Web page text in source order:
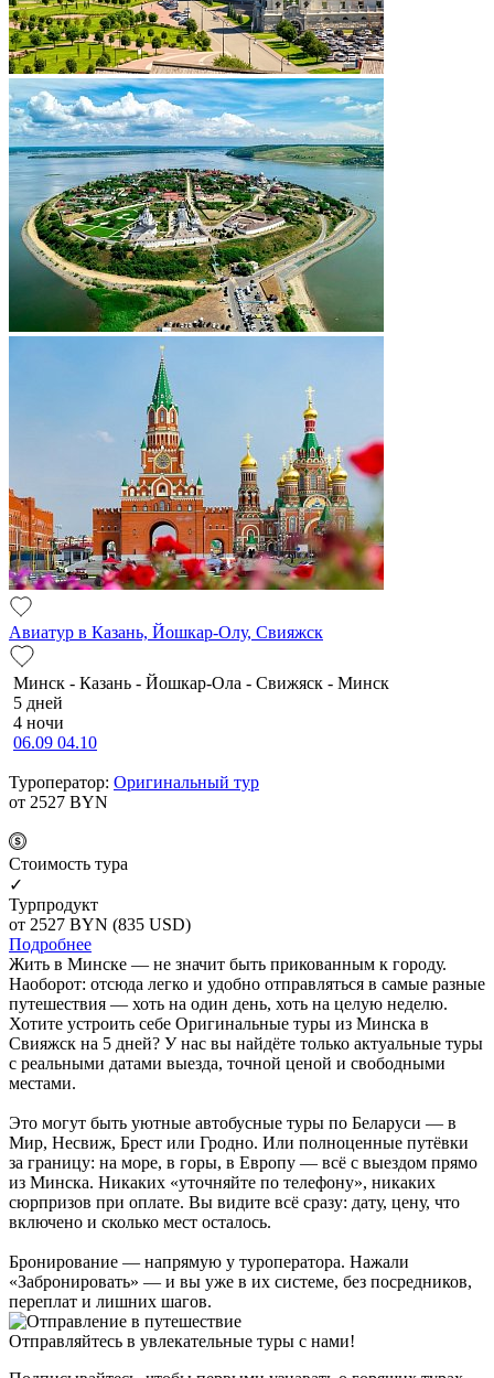
Авиатур в Казань, Йошкар-Олу, Свияжск
Минск - Казань - Йошкар-Ола - Свижяск - Минск
5 дней
4 ночи
06.09 04.10
Туроператор: Оригинальный тур
от 2527 BYN
Cтоимость тура
✓
Турпродукт
от 2527 BYN (835 USD)
Подробнее
Жить в Минске — не значит быть прикованным к городу.
Наоборот: отсюда легко и удобно отправляться в самые разные
путешествия — хоть на один день, хоть на целую неделю.
Хотите устроить себе Оригинальные туры из Минска в
Свияжск на 5 дней? У нас вы найдёте только актуальные туры
с реальными датами выезда, точной ценой и свободными
местами.
Это могут быть уютные автобусные туры по Беларуси — в
Мир, Несвиж, Брест или Гродно. Или полноценные путёвки
за границу: на море, в горы, в Европу — всё с выездом прямо
из Минска. Никаких «уточняйте по телефону», никаких
сюрпризов при оплате. Вы видите всё сразу: дату, цену, что
включено и сколько мест осталось.
Бронирование — напрямую у туроператора. Нажали
«Забронировать» — и вы уже в их системе, без посредников,
переплат и лишних шагов.
Отправляйтесь в увлекательные туры с нами!